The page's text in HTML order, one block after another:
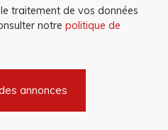
traitement de vos données
notre politique de
annonces